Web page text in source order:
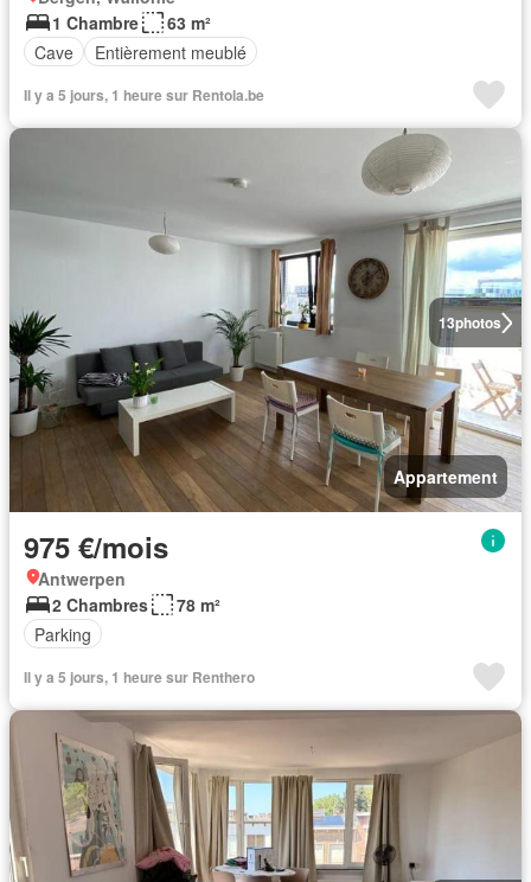
1 Chambre
63 m²
Cave
Entièrement meublé
Il y a 5 jours, 1 heure sur Rentola.be
13photos
Appartement
975 €/mois
Antwerpen
2 Chambres
78 m²
Parking
Il y a 5 jours, 1 heure sur Renthero